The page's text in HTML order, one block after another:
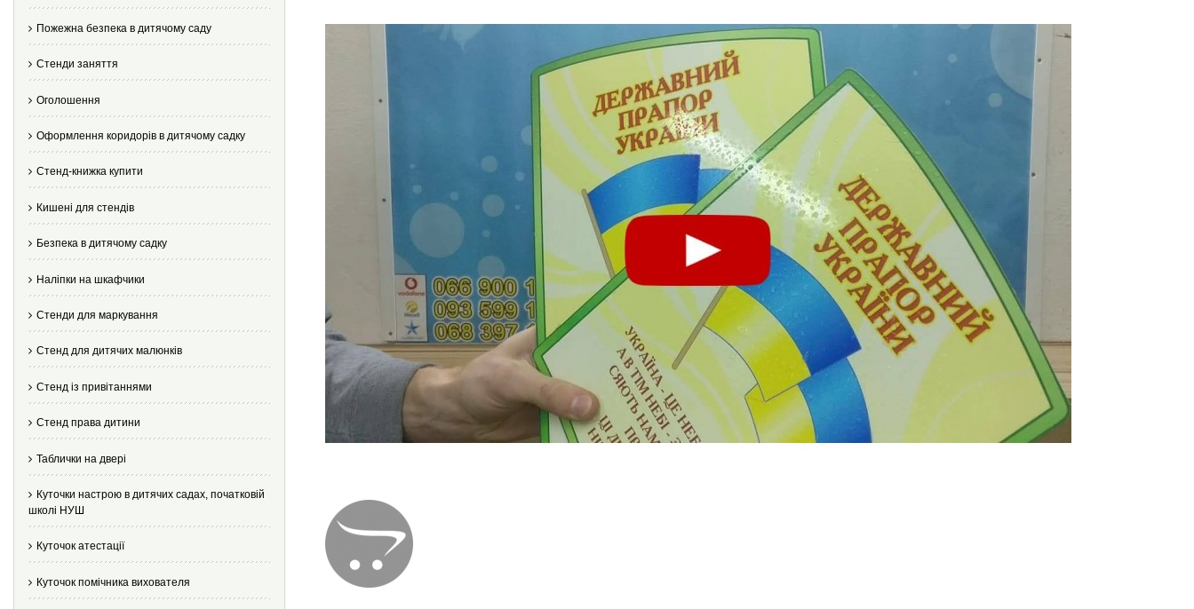
Пожежна безпека в дитячому саду
Стенди заняття
Оголошення
Оформлення коридорів в дитячому садку
Стенд-книжка купити
Кишені для стендів
Безпека в дитячому садку
Наліпки на шкафчики
Стенди для маркування
Стенд для дитячих малюнків
Стенд із привітаннями
Стенд права дитини
Таблички на двері
Куточки настрою в дитячих садах, початковій
школі НУШ
Куточок атестації
Куточок помічника вихователя